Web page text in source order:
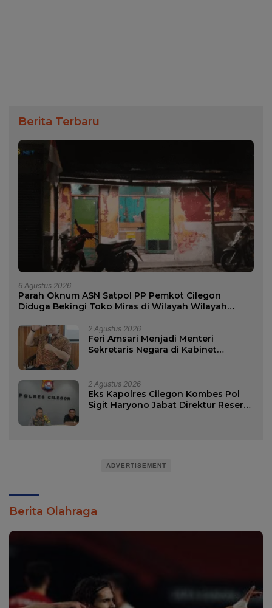
Berita Terbaru
6 Agustus 2026
Parah Oknum ASN Satpol PP Pemkot Cilegon
Diduga Bekingi Toko Miras di Wilayah Wilayah
2 Agustus 2026
Feri Amsari Menjadi Menteri
Sekretaris Negara di Kabinet
2 Agustus 2026
Eks Kapolres Cilegon Kombes Pol
Sigit Haryono Jabat Direktur Reserse
ADVERTISEMENT
Berita Olahraga